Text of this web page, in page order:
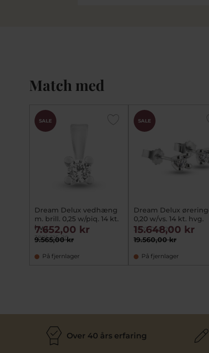
Match med
SALE
Dream Delux vedhæng
m. brill. 0,25 w/piq. 14 kt.
hvg.
3801-125-20
9.565,00 kr
7.652,00 kr
På fjernlager
SALE
Dream Delux
0,20 w/vs. 14 kt. hvg.
3802-040-20
19.560,00 kr
15.648,00 kr
På fjernlager
Over 40 års erfaring